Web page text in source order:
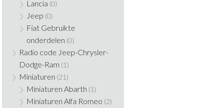
Lancia (0)
Jeep (0)
Fiat Gebruikte
onderdelen (0)
Radio code Jeep-Chrysler-
Dodge-Ram (1)
Miniaturen (21)
Miniaturen Abarth (1)
Miniaturen Alfa Romeo (2)